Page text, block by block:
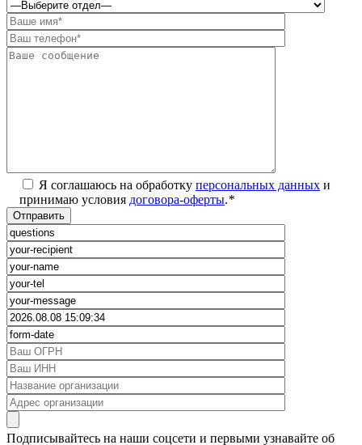
Я соглашаюсь на обработку персональных данных и
принимаю условия договора-оферты.*
Подписывайтесь на наши соцсети и первыми узнавайте об